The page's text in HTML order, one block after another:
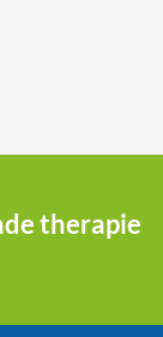
therapie